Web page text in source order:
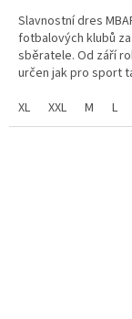
z
5
hvězdiček.
Slavnostní dres
fotbalových klubů
sběratele. Od září
určen jak pro sport
Materiál - 100% PE
XL XXL M L